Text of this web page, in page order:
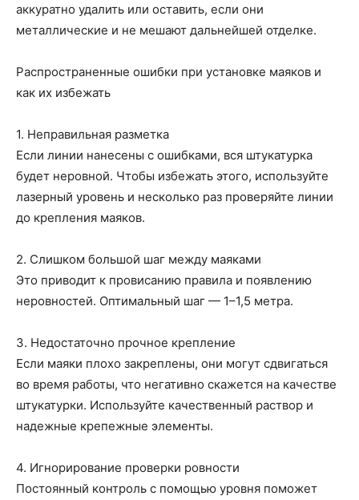
аккуратно удалить или оставить, если они
металлические и не мешают дальнейшей отделке.
Распространенные ошибки при установке маяков и
как их избежать
1. Неправильная разметка
Если линии нанесены с ошибками, вся штукатурка
будет неровной. Чтобы избежать этого, используйте
лазерный уровень и несколько раз проверяйте линии
до крепления маяков.
2. Слишком большой шаг между маяками
Это приводит к провисанию правила и появлению
неровностей. Оптимальный шаг — 1–1,5 метра.
3. Недостаточно прочное крепление
Если маяки плохо закреплены, они могут сдвигаться
во время работы, что негативно скажется на качестве
штукатурки. Используйте качественный раствор и
надежные крепежные элементы.
4. Игнорирование проверки ровности
Постоянный контроль с помощью уровня поможет